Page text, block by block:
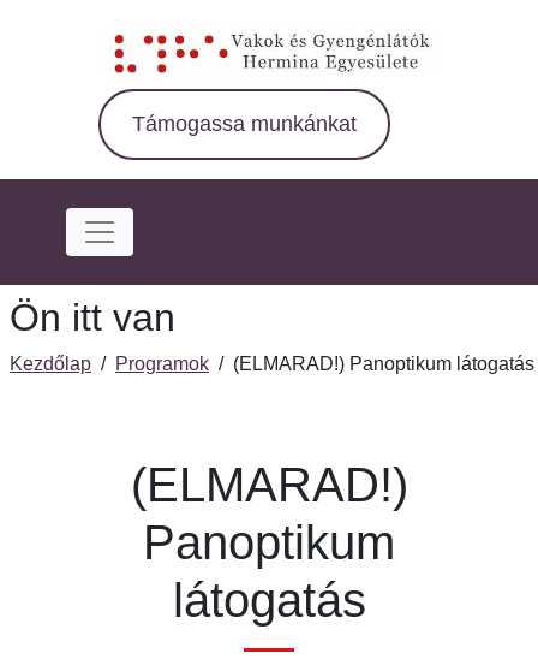
Támogassa munkánkat
Ön itt van
Kezdőlap / Programok /(ELMARAD!) Panoptikum látogatás
(ELMARAD!)
Panoptikum
látogatás